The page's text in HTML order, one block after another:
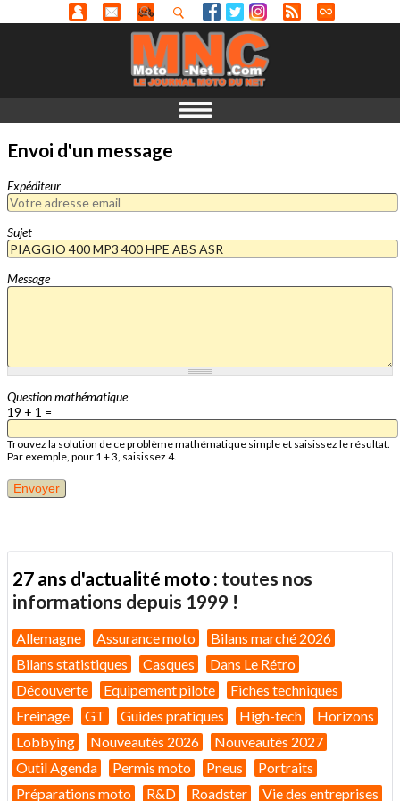
Envoi d'un message
Expéditeur
Sujet
Message
Question mathématique
19 + 1 =
Trouvez la solution de ce problème mathématique simple et saisissez le résultat.
Par exemple, pour 1 + 3, saisissez 4.
27 ans d'actualité moto : toutes nos
informations depuis 1999 !
Allemagne Assurance moto
Bilans marché 2026
Bilans statistiques
Casques
Dans Le Rétro
Découverte
Equipement pilote
Fiches techniques
Freinage
GT Guides pratiques High-tech
Horizons
Lobbying
Nouveautés 2026
Nouveautés 2027
Outil Agenda
Permis moto Pneus
Portraits
Préparations moto
R&D Roadster Vie des entreprises